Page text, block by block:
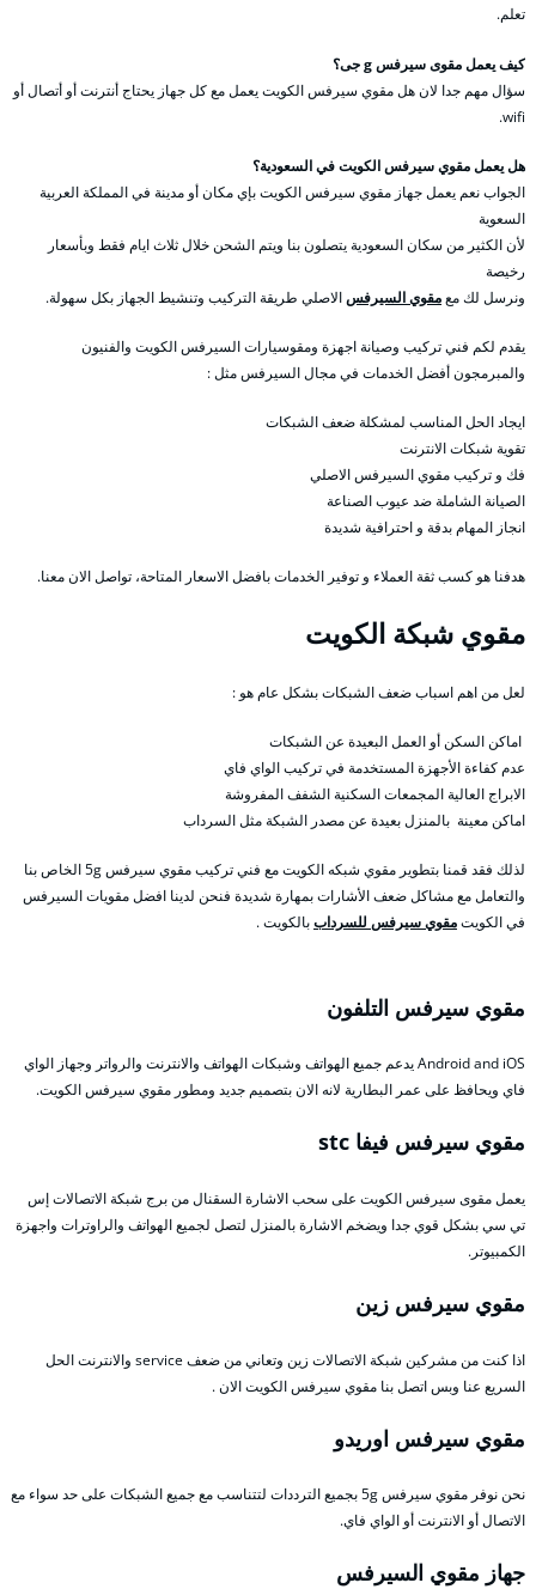
تعلم.
كيف يعمل مقوى سيرفس g جى؟
سؤال مهم جدا لان هل مقوي سيرفس الكويت يعمل مع كل جهاز يحتاج أنترنت أو أتصال أو
wifi.
هل يعمل مقوي سيرفس الكويت في السعودية؟
الجواب نعم يعمل جهاز مقوي سيرفس الكويت بإي مكان أو مدينة في المملكة العربية
السعوية
لأن الكثير من سكان السعودية يتصلون بنا ويتم الشحن خلال ثلاث ايام فقط وبأسعار
رخيصة
ونرسل لك معمقوي السيرفسالاصلي طريقة التركيب وتنشيط الجهاز بكل سهولة.
يقدم لكم فني تركيب وصيانة اجهزة ومقوسيارات السيرفس الكويت والفنيون
والمبرمجون أفضل الخدمات في مجال السيرفس مثل :
ايجاد الحل المناسب لمشكلة ضعف الشبكات
تقوية شبكات الانترنت
فك و تركيب مقوي السيرفس الاصلي
الصيانة الشاملة ضد عيوب الصناعة
انجاز المهام بدقة و احترافية شديدة
هدفنا هو كسب ثقة العملاء و توفير الخدمات بافضل الاسعار المتاحة، تواصل الان معنا.
مقوي شبكة الكويت
لعل من اهم اسباب ضعف الشبكات بشكل عام هو :
اماكن السكن أو العمل البعيدة عن الشبكات
عدم كفاءة الأجهزة المستخدمة في تركيب الواي فاي
الابراج العالية المجمعات السكنية الشفف المفروشة
اماكن معينة بالمنزل بعيدة عن مصدر الشبكة مثل السرداب
لذلك فقد قمنا بتطوير مقوي شبكه الكويت مع فني تركيب مقوي سيرفس 5g الخاص بنا
والتعامل مع مشاكل ضعف الأشارات بمهارة شديدة فنحن لدينا افضل مقويات السيرفس
في الكويتمقوي سيرفس للسرداببالكويت .
مقوي سيرفس التلفون
Android and iOS يدعم جميع الهواتف وشبكات الهواتف والانترنت والرواتر وجهاز الواي
فاي ويحافظ على عمر البطارية لانه الان بتصميم جديد ومطور مقوي سيرفس الكويت.
مقوي سيرفس فيفا stc
يعمل مقوى سيرفس الكويت على سحب الاشارة السقنال من برج شبكة الاتصالات إس
تي سي بشكل قوي جدا ويضخم الاشارة بالمنزل لتصل لجميع الهواتف والراوترات واجهزة
الكمبيوتر.
مقوي سيرفس زين
اذا كنت من مشركين شبكة الاتصالات زين وتعاني من ضعف service والانترنت الحل
السريع عنا وبس اتصل بنا مقوي سيرفس الكويت الان .
مقوي سيرفس اوريدو
نحن نوفر مقوي سيرفس 5g بجميع الترددات لتتناسب مع جميع الشبكات على حد سواء مع
الاتصال أو الانترنت أو الواي فاي.
جهاز مقوي السيرفس